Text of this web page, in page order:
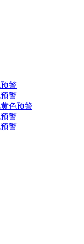
警
警
色预警
警
警